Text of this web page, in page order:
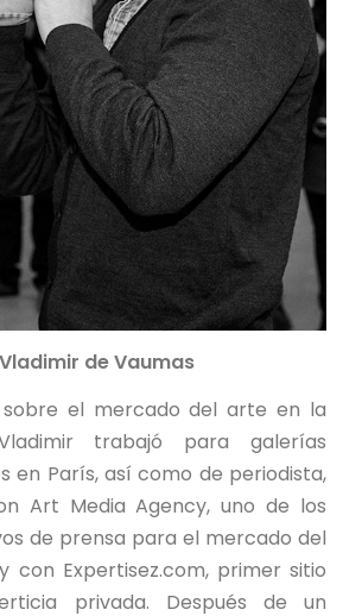
Vladimir de Vaumas
sobre el mercado del arte en la
trabajó para galerías
en París, así como de periodista,
Art Media Agency, uno de los
de prensa para el mercado del
con Expertisez.com, primer sitio
privada. Después de un